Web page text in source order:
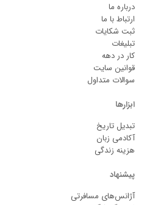
درباره ما
ارتباط با ما
ثبت شکایات
تبلیغات
کار در دهه
قوانین سایت
سوالات متداول
ابزارها
تبدیل تاریخ
آکادمی زبان
هزینه زندگی
پیشنهاد
آژانس‌های مسافرتی